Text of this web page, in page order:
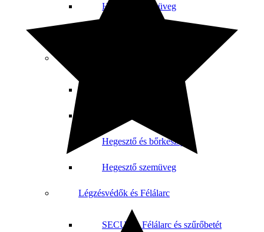
Hegesztő szemüveg
Hegesztő és bőrkesztyű
Hegesztő szemüveg
Légzésvédők és Félálarc
SECURA Félálarc és szűrőbetét